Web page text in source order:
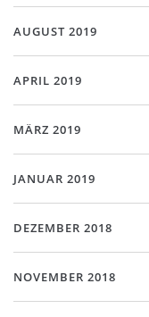
AUGUST 2019
APRIL 2019
MÄRZ 2019
JANUAR 2019
DEZEMBER 2018
NOVEMBER 2018